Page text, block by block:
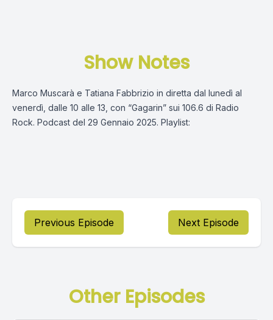
Show Notes
Marco Muscarà e Tatiana Fabbrizio in diretta dal lunedì al
venerdì, dalle 10 alle 13, con “Gagarin” sui 106.6 di Radio
Rock. Podcast del 29 Gennaio 2025. Playlist:
Previous Episode Next Episode
Other Episodes